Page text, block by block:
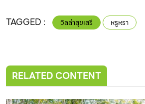
TAGGED : วิลล่าสุขเสรี หรูหรา
RELATED CONTENT